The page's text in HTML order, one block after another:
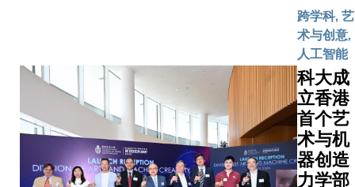
界各国均
着手开发
环保替代
方案，其
中，「基
于形状记
忆合金
（SMAs
弹卡效应
验室创始
主任郭海
成教授指
导，并与
南方科技
大学和中
国科学院
苏州纳米
所合
作。 光刻
建立包
容及关
爱雇员
的工作
环境。
科大最
近推出
每周弹
性遥距
工作日
跨学科, 艺
术与创意,
人工智能
科大成
立香港
首个艺
术与机
器创造
力学部